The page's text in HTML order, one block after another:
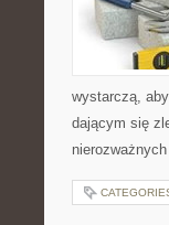
wystarczą,
dającym się